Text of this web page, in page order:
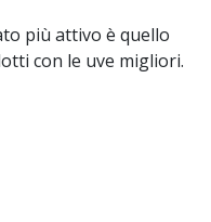
più attivo è quello
con le uve migliori.